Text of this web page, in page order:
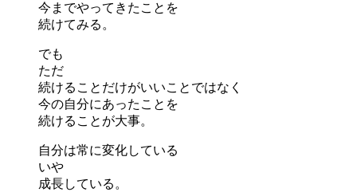
今までやってきたことを
続けてみる。
でも
ただ
続けることだけがいいことではなく
今の自分にあったことを
続けることが大事。
自分は常に変化している
いや
成長している。